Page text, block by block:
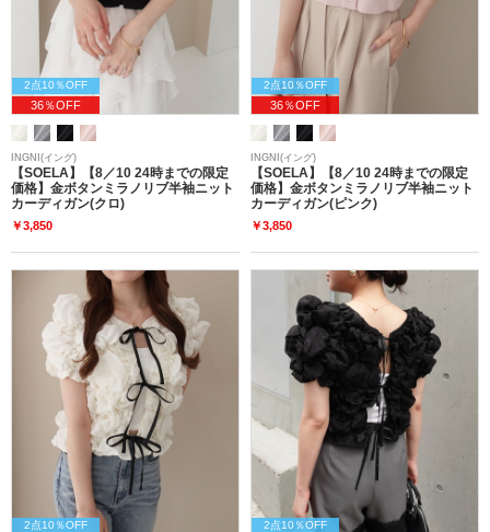
2点10％OFF
36％OFF
INGNI(イング)
【SOELA】【8／10 24時までの限定
価格】金ボタンミラノリブ半袖ニット
カーディガン(クロ)
￥3,850
2点10％OFF
36％OFF
INGNI(イング)
【SOELA】【8／10 24時までの限定
価格】金ボタンミラノリブ半袖ニット
カーディガン(ピンク)
￥3,850
2点10％OFF 2点10％OFF